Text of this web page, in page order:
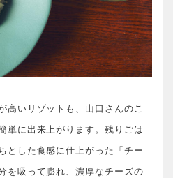
高いリゾットも、山口さんのこ
単に出来上がります。残りごは
とした食感に仕上がった「チー
を吸って膨れ、濃厚なチーズの